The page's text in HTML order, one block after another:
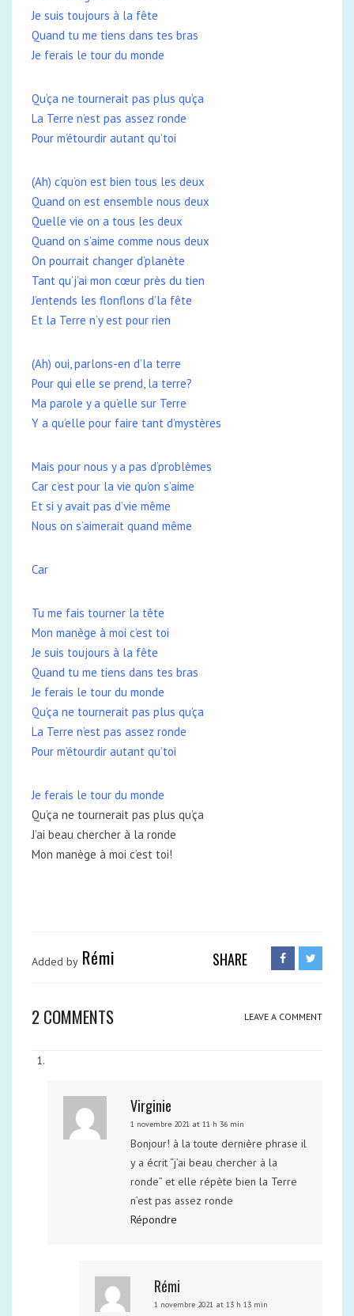
Je suis toujours à la fête
Quand tu me tiens dans tes bras
Je ferais le tour du monde
Qu’ça ne tournerait pas plus qu’ça
La Terre n’est pas assez ronde
Pour m’étourdir autant qu’toi
(Ah) c’qu’on est bien tous les deux
Quand on est ensemble nous deux
Quelle vie on a tous les deux
Quand on s’aime comme nous deux
On pourrait changer d’planète
Tant qu’j’ai mon cœur près du tien
J’entends les flonflons d’la fête
Et la Terre n’y est pour rien
(Ah) oui, parlons-en d’la terre
Pour qui elle se prend, la terre?
Ma parole y a qu’elle sur Terre
Y a qu’elle pour faire tant d’mystères
Mais pour nous y a pas d’problèmes
Car c’est pour la vie qu’on s’aime
Et si y avait pas d’vie même
Nous on s’aimerait quand même
Car
Tu me fais tourner la tête
Mon manège à moi c’est toi
Je suis toujours à la fête
Quand tu me tiens dans tes bras
Je ferais le tour du monde
Qu’ça ne tournerait pas plus qu’ça
La Terre n’est pas assez ronde
Pour m’étourdir autant qu’toi
Je ferais le tour du monde
Qu’ça ne tournerait pas plus qu’ça
J’ai beau chercher à la ronde
Mon manège à moi c’est toi!
Added by Rémi SHARE
2 COMMENTS LEAVE A COMMENT
Virginie
1 novembre 2021 at 11 h 36 min
Bonjour! à la toute dernière phrase il
y a écrit “j’ai beau chercher à la
ronde” et elle répète bien la Terre
n’est pas assez ronde
Répondre
Rémi
1 novembre 2021 at 13 h 13 min